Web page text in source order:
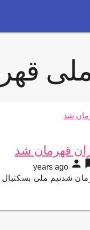
قهرمان شد
person
شدتیم ملی